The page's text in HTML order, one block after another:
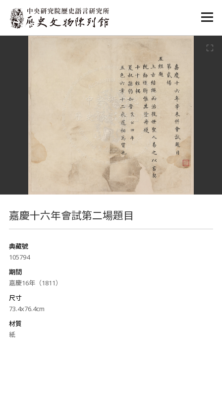
:::
嘉慶十六年會試第二場題目
典藏號
105794
期間
嘉慶16年（1811）
尺寸
73.4x76.4cm
材質
紙